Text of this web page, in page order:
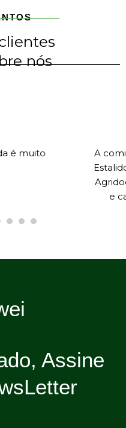
nós
muito boa. Podem
Estalido do Mar e
Lombinho que é sucesso.
de Shoyu é dentro
Assine